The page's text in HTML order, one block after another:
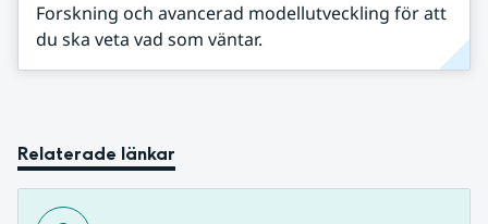
Forskning och avancerad modellutveckling för att
du ska veta vad som väntar.
Relaterade länkar